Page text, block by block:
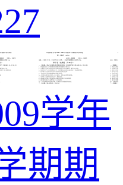
学年
期期